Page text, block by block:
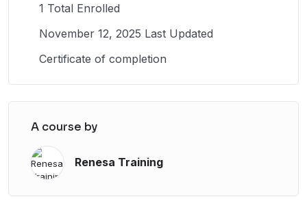
1 Total Enrolled
November 12, 2025 Last Updated
Certificate of completion
A course by
Renesa Training